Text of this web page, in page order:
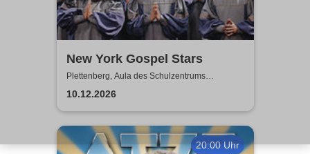
New York Gospel Stars
Plettenberg, Aula des Schulzentrums
Böddinghausen
10.12.2026
20:00 Uhr